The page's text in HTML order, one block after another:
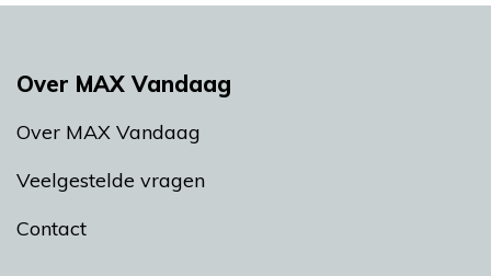
Over MAX Vandaag
Over MAX Vandaag
Veelgestelde vragen
Contact